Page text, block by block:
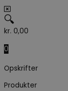
🔍
kr. 0,00
0
Opskrifter
Produkter